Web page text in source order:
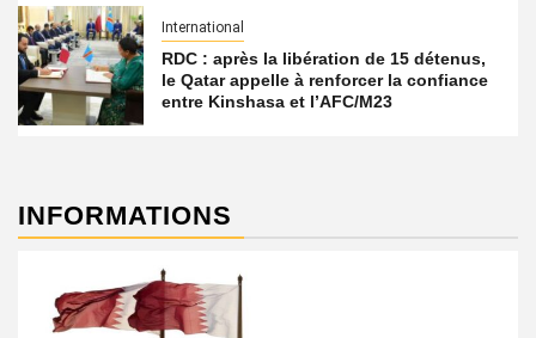
International
RDC : après la libération de 15 détenus,
le Qatar appelle à renforcer la confiance
entre Kinshasa et l’AFC/M23
INFORMATIONS